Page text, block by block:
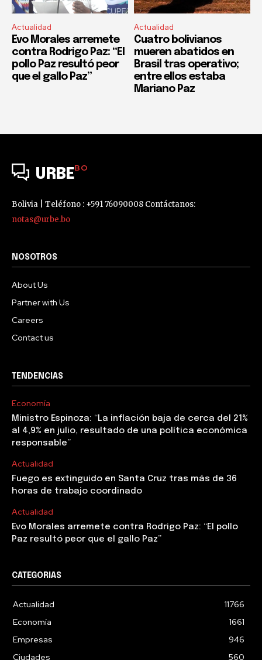
Actualidad
Evo Morales arremete
contra Rodrigo Paz: “El
pollo Paz resultó peor
que el gallo Paz”
Actualidad
Cuatro bolivianos
mueren abatidos en
Brasil tras operativo;
entre ellos estaba
Mariano Paz
URBEBO
Bolivia | Teléfono : +591 76090008 Contáctanos:
notas@urbe.bo
NOSOTROS
About Us
Partner with Us
Careers
Contact us
TENDENCIAS
Economía
Ministro Espinoza: “La inflación baja de cerca del 21%
al 4,9% en julio, resultado de una política económica
responsable”
Actualidad
Fuego es extinguido en Santa Cruz tras más de 36
horas de trabajo coordinado
Actualidad
Evo Morales arremete contra Rodrigo Paz: “El pollo
Paz resultó peor que el gallo Paz”
CATEGORIAS
Actualidad
11766
Economía
1661
Empresas
946
Ciudades
560